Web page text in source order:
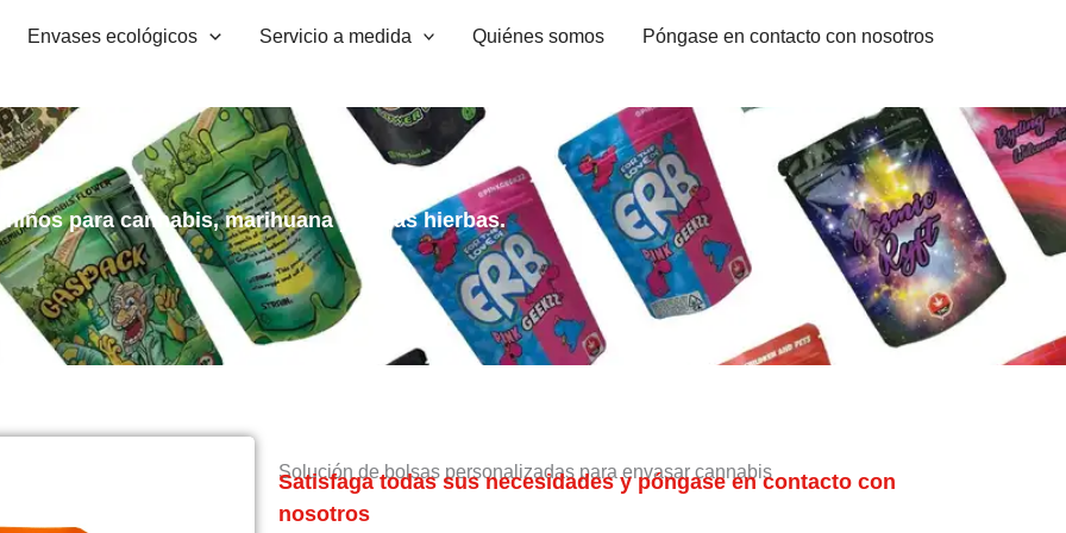
Envases ecológicos Servicio a medida Quiénes somos
Póngase en contacto con nosotros
para cannabis, marihuana y malas hierbas.
Solución de bolsas personalizadas para envasar cannabis
Satisfaga todas sus necesidades y póngase en contacto con
nosotros